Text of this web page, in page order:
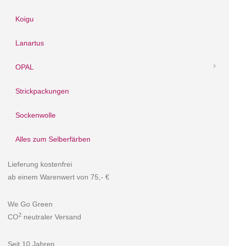
Koigu
Lanartus
OPAL
Strickpackungen
Sockenwolle
Alles zum Selberfärben
Lieferung kostenfrei
ab einem Warenwert von 75,- €
We Go Green
CO2 neutraler Versand
Seit 10 Jahren